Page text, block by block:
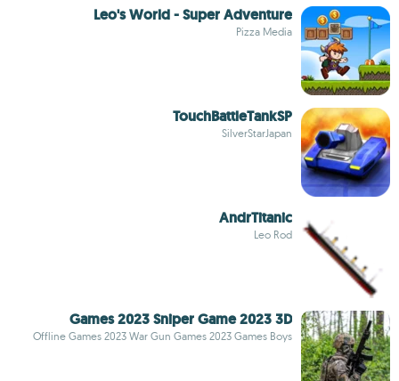
Leo's World - Super Adventure
Pizza Media
TouchBattleTankSP
SilverStarJapan
AndrTitanic
Leo Rod
Games 2023 Sniper Game 2023 3D
Offline Games 2023 War Gun Games 2023 Games Boys